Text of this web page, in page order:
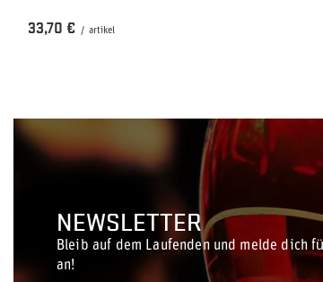
33,70 € / artikel
NEWSLETTER
Bleib auf dem Laufenden und melde dich
an!